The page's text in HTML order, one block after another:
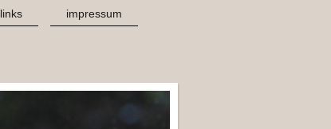
links impressum